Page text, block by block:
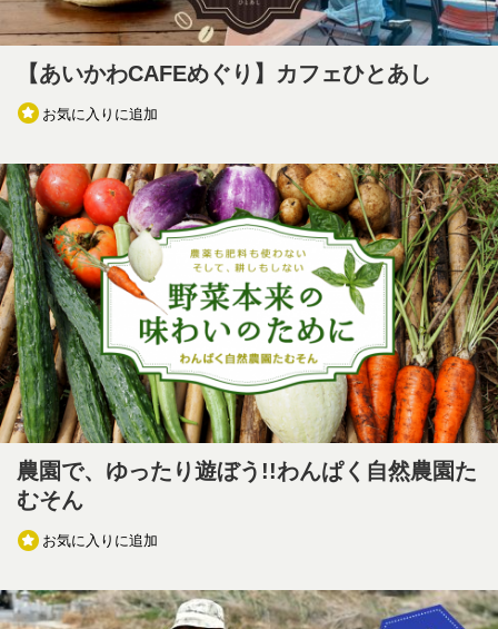
【あいかわCAFEめぐり】カフェひとあし
お気に入りに追加
農園で、ゆったり遊ぼう!!わんぱく自然農園た
むそん
お気に入りに追加